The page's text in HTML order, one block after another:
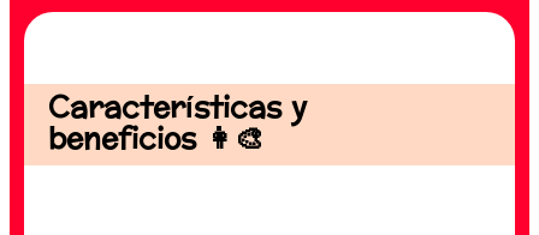
Características y
beneficios 👩‍🎨